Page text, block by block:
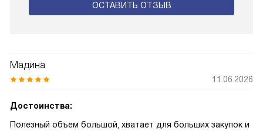
ОСТАВИТЬ ОТЗЫВ
Мадина
11.06.2026
Достоинства:
Полезный объем большой, хватает для больших закупок и